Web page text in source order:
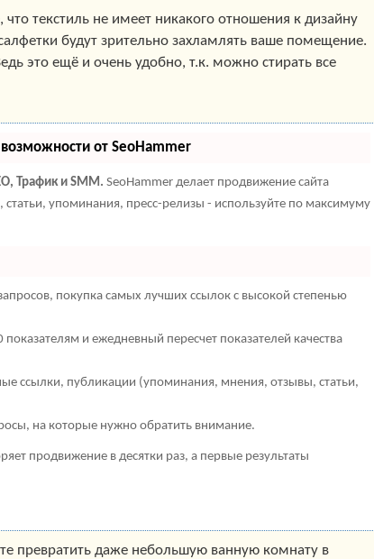
текстиль не имеет никакого отношения к дизайну
будут зрительно захламлять ваше помещение.
это ещё и очень удобно, т.к. можно стирать все
от SeoHammer
Трафик и SMM. SeoHammer делает продвижение сайта
упоминания, пресс-релизы - используйте по максимуму
покупка самых лучших ссылок с высокой степенью
и ежедневный пересчет показателей качества
ссылки, публикации (упоминания, мнения, отзывы, статьи,
на которые нужно обратить внимание.
продвижение в десятки раз, а первые результаты
превратить даже небольшую ванную комнату в